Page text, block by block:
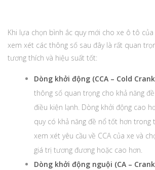
Khi lựa chọn bình ắc quy mới cho xe ô tô của
xem xét các thông số sau đây là rất quan
tương thích và hiệu suất tốt:
Dòng khởi động (CCA – Cold
thông số quan trọng cho khả năng
điều kiện lạnh. Dòng khởi động cao
quy có khả năng đề nổ tốt hơn trong
xem xét yêu cầu về CCA của xe và
giá trị tương đương hoặc cao hơn.
Dòng khởi động nguội (CA –